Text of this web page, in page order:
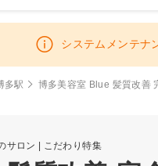
システムメンテナ
多駅 博多美容室 Blue 髪質改善
サロン | こだわり特集